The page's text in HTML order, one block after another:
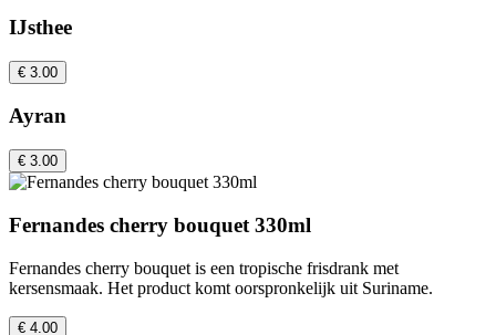
IJsthee
€ 3.00
Ayran
€ 3.00
Fernandes cherry bouquet 330ml
Fernandes cherry bouquet is een tropische frisdrank met
kersensmaak. Het product komt oorspronkelijk uit Suriname.
€ 4.00